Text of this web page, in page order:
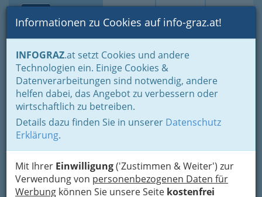
Suche Login Toggle
Informationen zu Cookies auf info-graz.at!
INFOGRAZ.at setzt Cookies und andere
Technologien ein. Einige Cookies &
Datenverarbeitungen sind notwendig, andere
helfen dabei, das Angebot zu verbessern oder
wirtschaftlich zu betreiben.
Details dazu finden Sie in unserer Datenschutz
Erklärung.
Mit Ihrer Einwilligung('Zustimmen & Weiter') zur
Verwendung von personenbezogenen Daten für
Werbung können Sie unsere Seite kostenfrei
Home Branchen Kultur Künstler und Künstlerinnen
Bands - Tanz und Unterhaltung
Folk
Folk
Bezirksauswahl
Alle Bezirke
1
die konsGeiger - Echte Volksmusik